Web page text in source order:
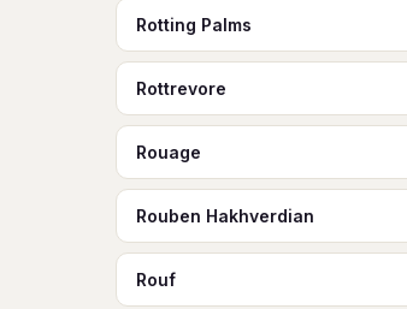
Rotting Palms
Rottrevore
Rouage
Rouben Hakhverdian
Rouf